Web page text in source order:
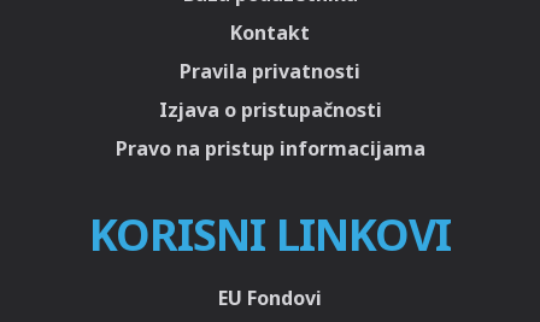
Kontakt
Pravila privatnosti
Izjava o pristupačnosti
Pravo na pristup informacijama
KORISNI LINKOVI
EU Fondovi